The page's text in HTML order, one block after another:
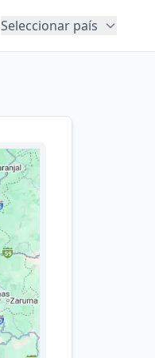
Seleccionar país